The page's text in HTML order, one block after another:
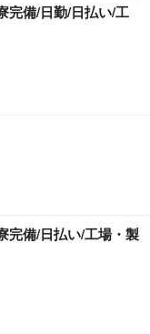
完備/日勤/日払い/工
完備/日払い/工場・製